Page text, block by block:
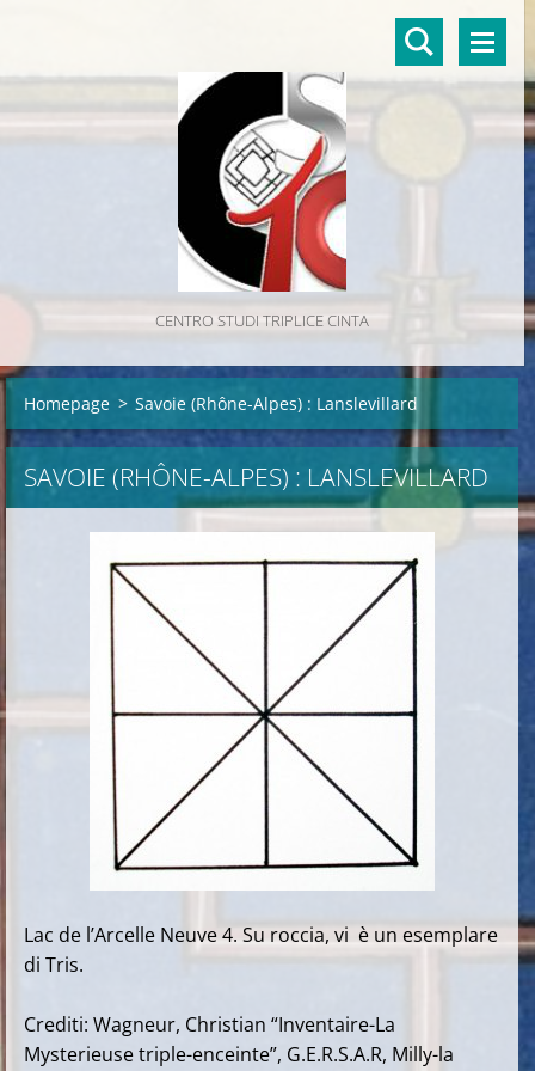
CENTRO STUDI TRIPLICE CINTA
Homepage > Savoie (Rhône-Alpes) : Lanslevillard
SAVOIE (RHÔNE-ALPES) : LANSLEVILLARD
Lac de l’Arcelle Neuve 4. Su roccia, vi è un esemplare
di Tris.
Crediti: Wagneur, Christian “Inventaire-La
Mysterieuse triple-enceinte”, G.E.R.S.A.R, Milly-la